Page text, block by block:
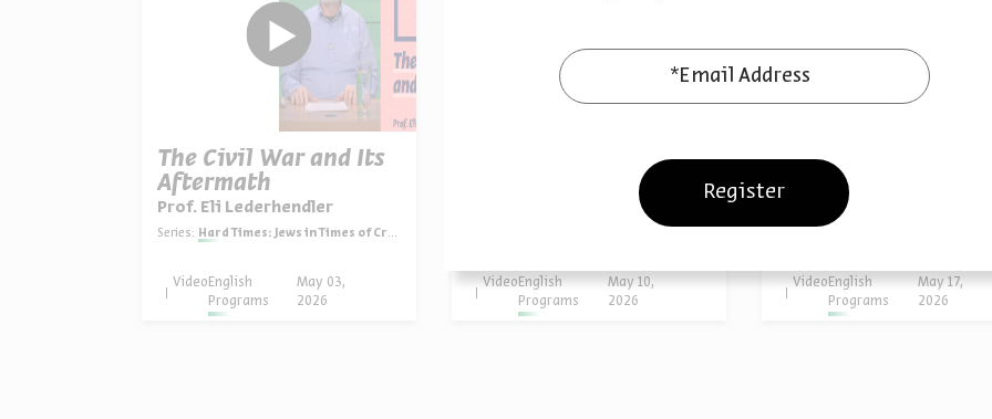
The Civil War and Its
Aftermath
Prof. Eli Lederhendler
Series: Hard Times: Jews in Times of Crisis in America
English
Programs
Video
May 03,
2026
Human Rights, War,
and Isolationism
Prof. Eli Lederhendler
English
Programs
Video
May 10,
2026
Labor Unrest and
Political Extremes
Prof. Eli Lederhendler
English
Programs
Video
May 17,
2026
*Email Address
Register